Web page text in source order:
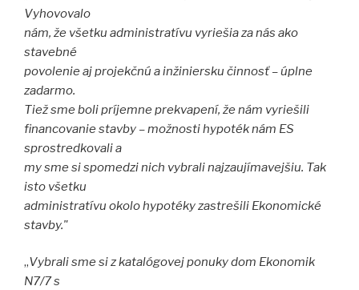
Vyhovovalo
nám, že všetku administratívu vyriešia za nás ako
stavebné
povolenie aj projekčnú a inžiniersku činnosť – úplne
zadarmo.
Tiež sme boli príjemne prekvapení, že nám vyriešili
financovanie stavby – možnosti hypoték nám ES
sprostredkovali a
my sme si spomedzi nich vybrali najzaujímavejšiu. Tak
isto všetku
administratívu okolo hypotéky zastrešili Ekonomické
stavby."
„Vybrali sme si z katalógovej ponuky dom Ekonomik
N7/7 s